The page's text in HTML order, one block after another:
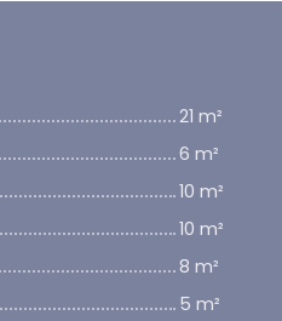
21 m²
6 m²
10 m²
10 m²
8 m²
5 m²